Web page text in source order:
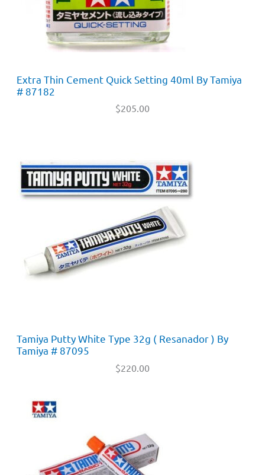
Extra Thin Cement Quick Setting 40ml By Tamiya
# 87182
$205.00
Tamiya Putty White Type 32g ( Resanador ) By
Tamiya # 87095
$220.00